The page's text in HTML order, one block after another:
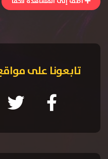
تابعونا على